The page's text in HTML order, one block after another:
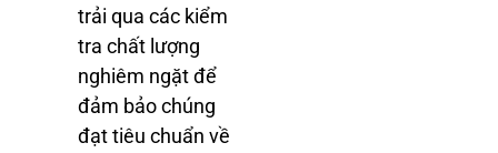
trải qua các kiểm
tra chất lượng
nghiêm ngặt để
đảm bảo chúng
đạt tiêu chuẩn về